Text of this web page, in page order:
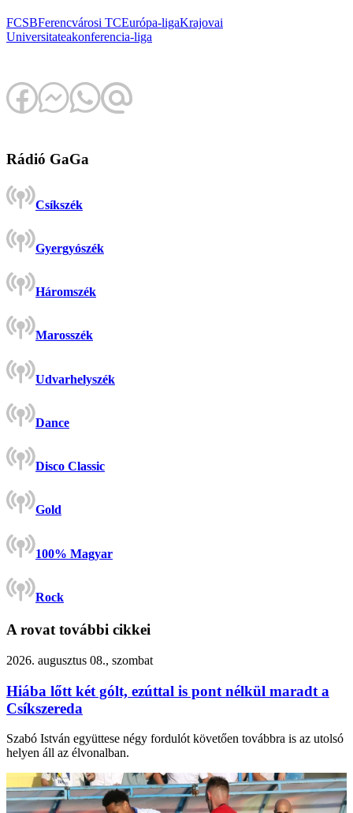
FCSBFerencvárosi TCEurópa-ligaKrajovai
Universitateakonferencia-liga
Rádió GaGa
Csíkszék
Gyergyószék
Háromszék
Marosszék
Udvarhelyszék
Dance
Disco Classic
Gold
100% Magyar
Rock
A rovat további cikkei
2026. augusztus 08., szombat
Hiába lőtt két gólt, ezúttal is pont nélkül maradt a
Csíkszereda
Szabó István együttese négy fordulót követően továbbra is az utolsó
helyen áll az élvonalban.